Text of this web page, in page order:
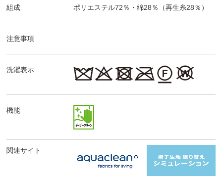
組成 ポリエステル72％・綿28％（再生糸28％）
注意事項
洗濯表示
機能
関連サイト